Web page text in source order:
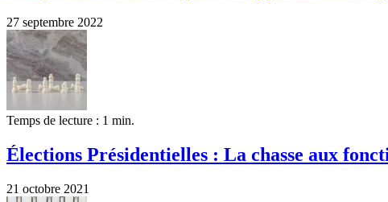
27 septembre 2022
Temps de lecture : 1 min.
Élections Présidentielles : La chasse aux
21 octobre 2021